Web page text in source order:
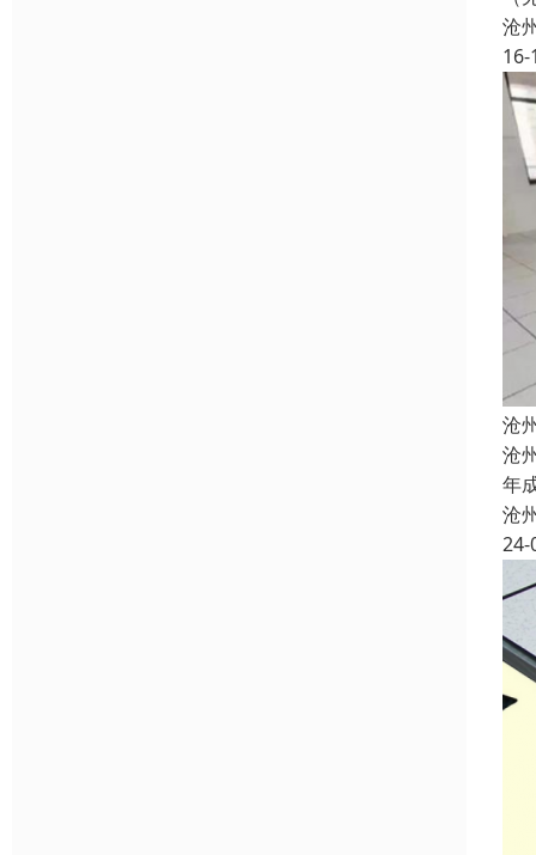
沧
16-
沧
沧
年
沧
24-